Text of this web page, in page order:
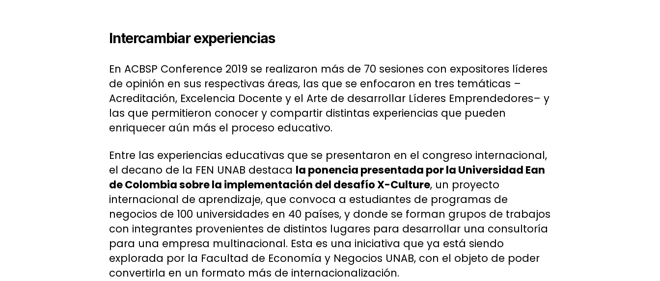
Intercambiar experiencias
En ACBSP Conference 2019 se realizaron más de 70 sesiones con expositores líderes
de opinión en sus respectivas áreas, las que se enfocaron en tres temáticas –
Acreditación, Excelencia Docente y el Arte de desarrollar Líderes Emprendedores– y
las que permitieron conocer y compartir distintas experiencias que pueden
enriquecer aún más el proceso educativo.
Entre las experiencias educativas que se presentaron en el congreso internacional,
el decano de la FEN UNAB destaca la ponencia presentada por la Universidad Ean
de Colombia sobre la implementación del desafío X-Culture, un proyecto
internacional de aprendizaje, que convoca a estudiantes de programas de
negocios de 100 universidades en 40 países, y donde se forman grupos de trabajos
con integrantes provenientes de distintos lugares para desarrollar una consultoría
para una empresa multinacional. Esta es una iniciativa que ya está siendo
explorada por la Facultad de Economía y Negocios UNAB, con el objeto de poder
convertirla en un formato más de internacionalización.